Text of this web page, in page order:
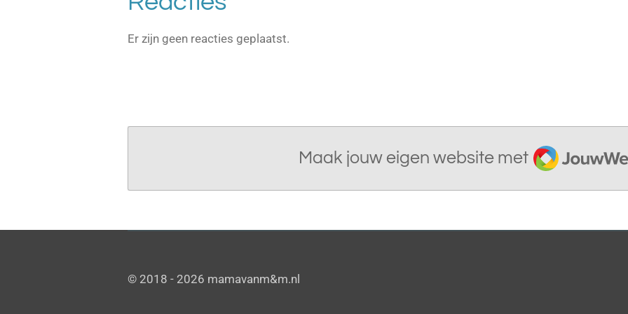
Er zijn geen reacties geplaatst.
Maak jouw eigen website met
JouwWeb
© 2018 - 2026 mamavanm&m.nl